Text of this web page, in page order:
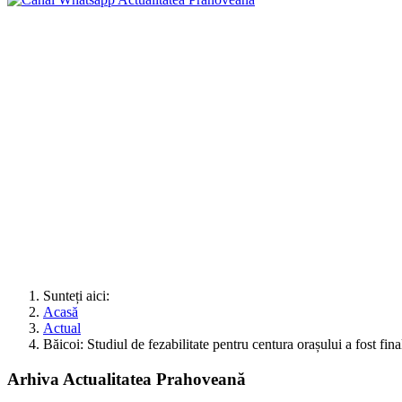
Sunteți aici:
Acasă
Actual
Băicoi: Studiul de fezabilitate pentru centura orașului a fost
Arhiva Actualitatea Prahoveană